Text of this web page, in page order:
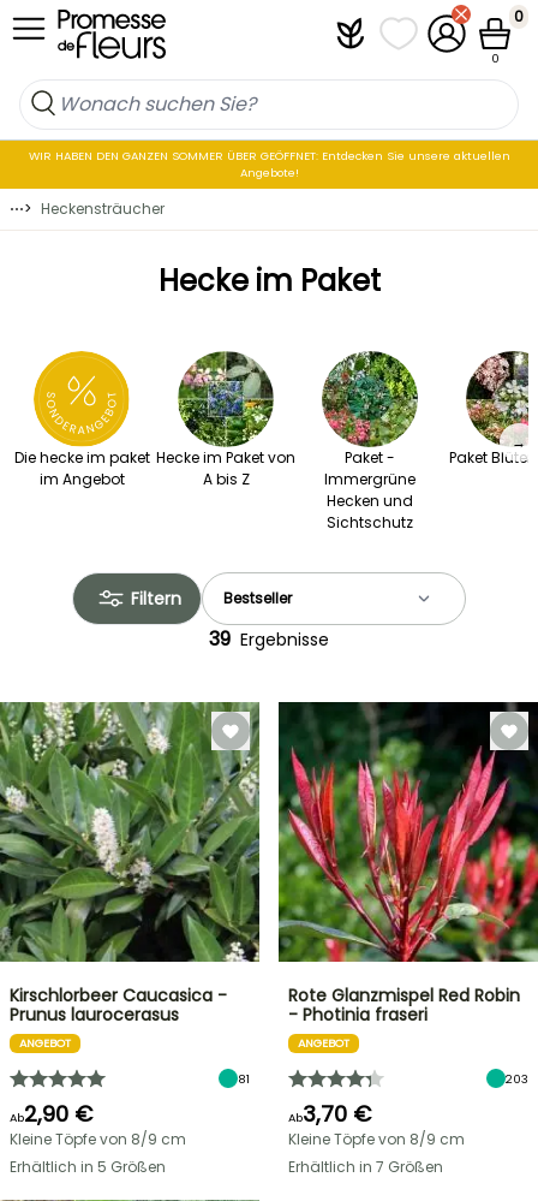
Zum Inhalt springen PlantfitMeineMein Konto
0
0
WIR HABEN DEN GANZEN SOMMER ÜBER GEÖFFNET: Entdecken Sie unsere aktuellen
Angebote!
⋯> Heckensträucher
Hecke im Paket
Die hecke im paket
im Angebot
Hecke im Paket von
A bis Z
Paket -
Immergrüne
Hecken und
Sichtschutz
Paket
→
Filtern
39 Ergebnisse
Kirschlorbeer Caucasica -
Prunus laurocerasus
ANGEBOT
81
Ab2,90 €
Kleine Töpfe von 8/9 cm
Erhältlich in 5 Größen
Rote Glanzmispel Red Robin
- Photinia fraseri
ANGEBOT
203
Ab3,70 €
Kleine Töpfe von 8/9 cm
Erhältlich in 7 Größen